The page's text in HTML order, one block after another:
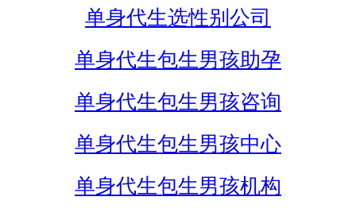
单身代生选性别公司
单身代生包生男孩助孕
单身代生包生男孩咨询
单身代生包生男孩中心
单身代生包生男孩机构